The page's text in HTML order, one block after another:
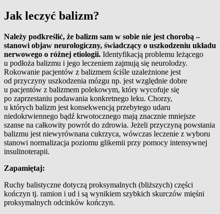
Jak leczyć balizm?
Należy podkreślić, że balizm sam w sobie nie jest chorobą –
stanowi objaw neurologiczny, świadczący o uszkodzeniu układu
nerwowego o różnej etiologii. Identyfikacją problemu leżącego
u podłoża balizmu i jego leczeniem zajmują się neurolodzy.
Rokowanie pacjentów z balizmem ściśle uzależnione jest
od przyczyny uszkodzenia mózgu np. jest względnie dobre
u pacjentów z balizmem polekowym, który wycofuje się
po zaprzestaniu podawania konkretnego leku. Chorzy,
u których balizm jest konsekwencją przebytego udaru
niedokrwiennego bądź krwotocznego mają znacznie mniejsze
szanse na całkowity powrót do zdrowia. Jeżeli przyczyną powstania
balizmu jest niewyrównana cukrzyca, wówczas leczenie z wyboru
stanowi normalizacja poziomu glikemii przy pomocy intensywnej
insulinoterapii.
Zapamiętaj:
Ruchy balistyczne dotyczą proksymalnych (bliższych) części
kończyn tj. ramion i ud i są wynikiem szybkich skurczów mięśni
proksymalnych odcinków kończyn.